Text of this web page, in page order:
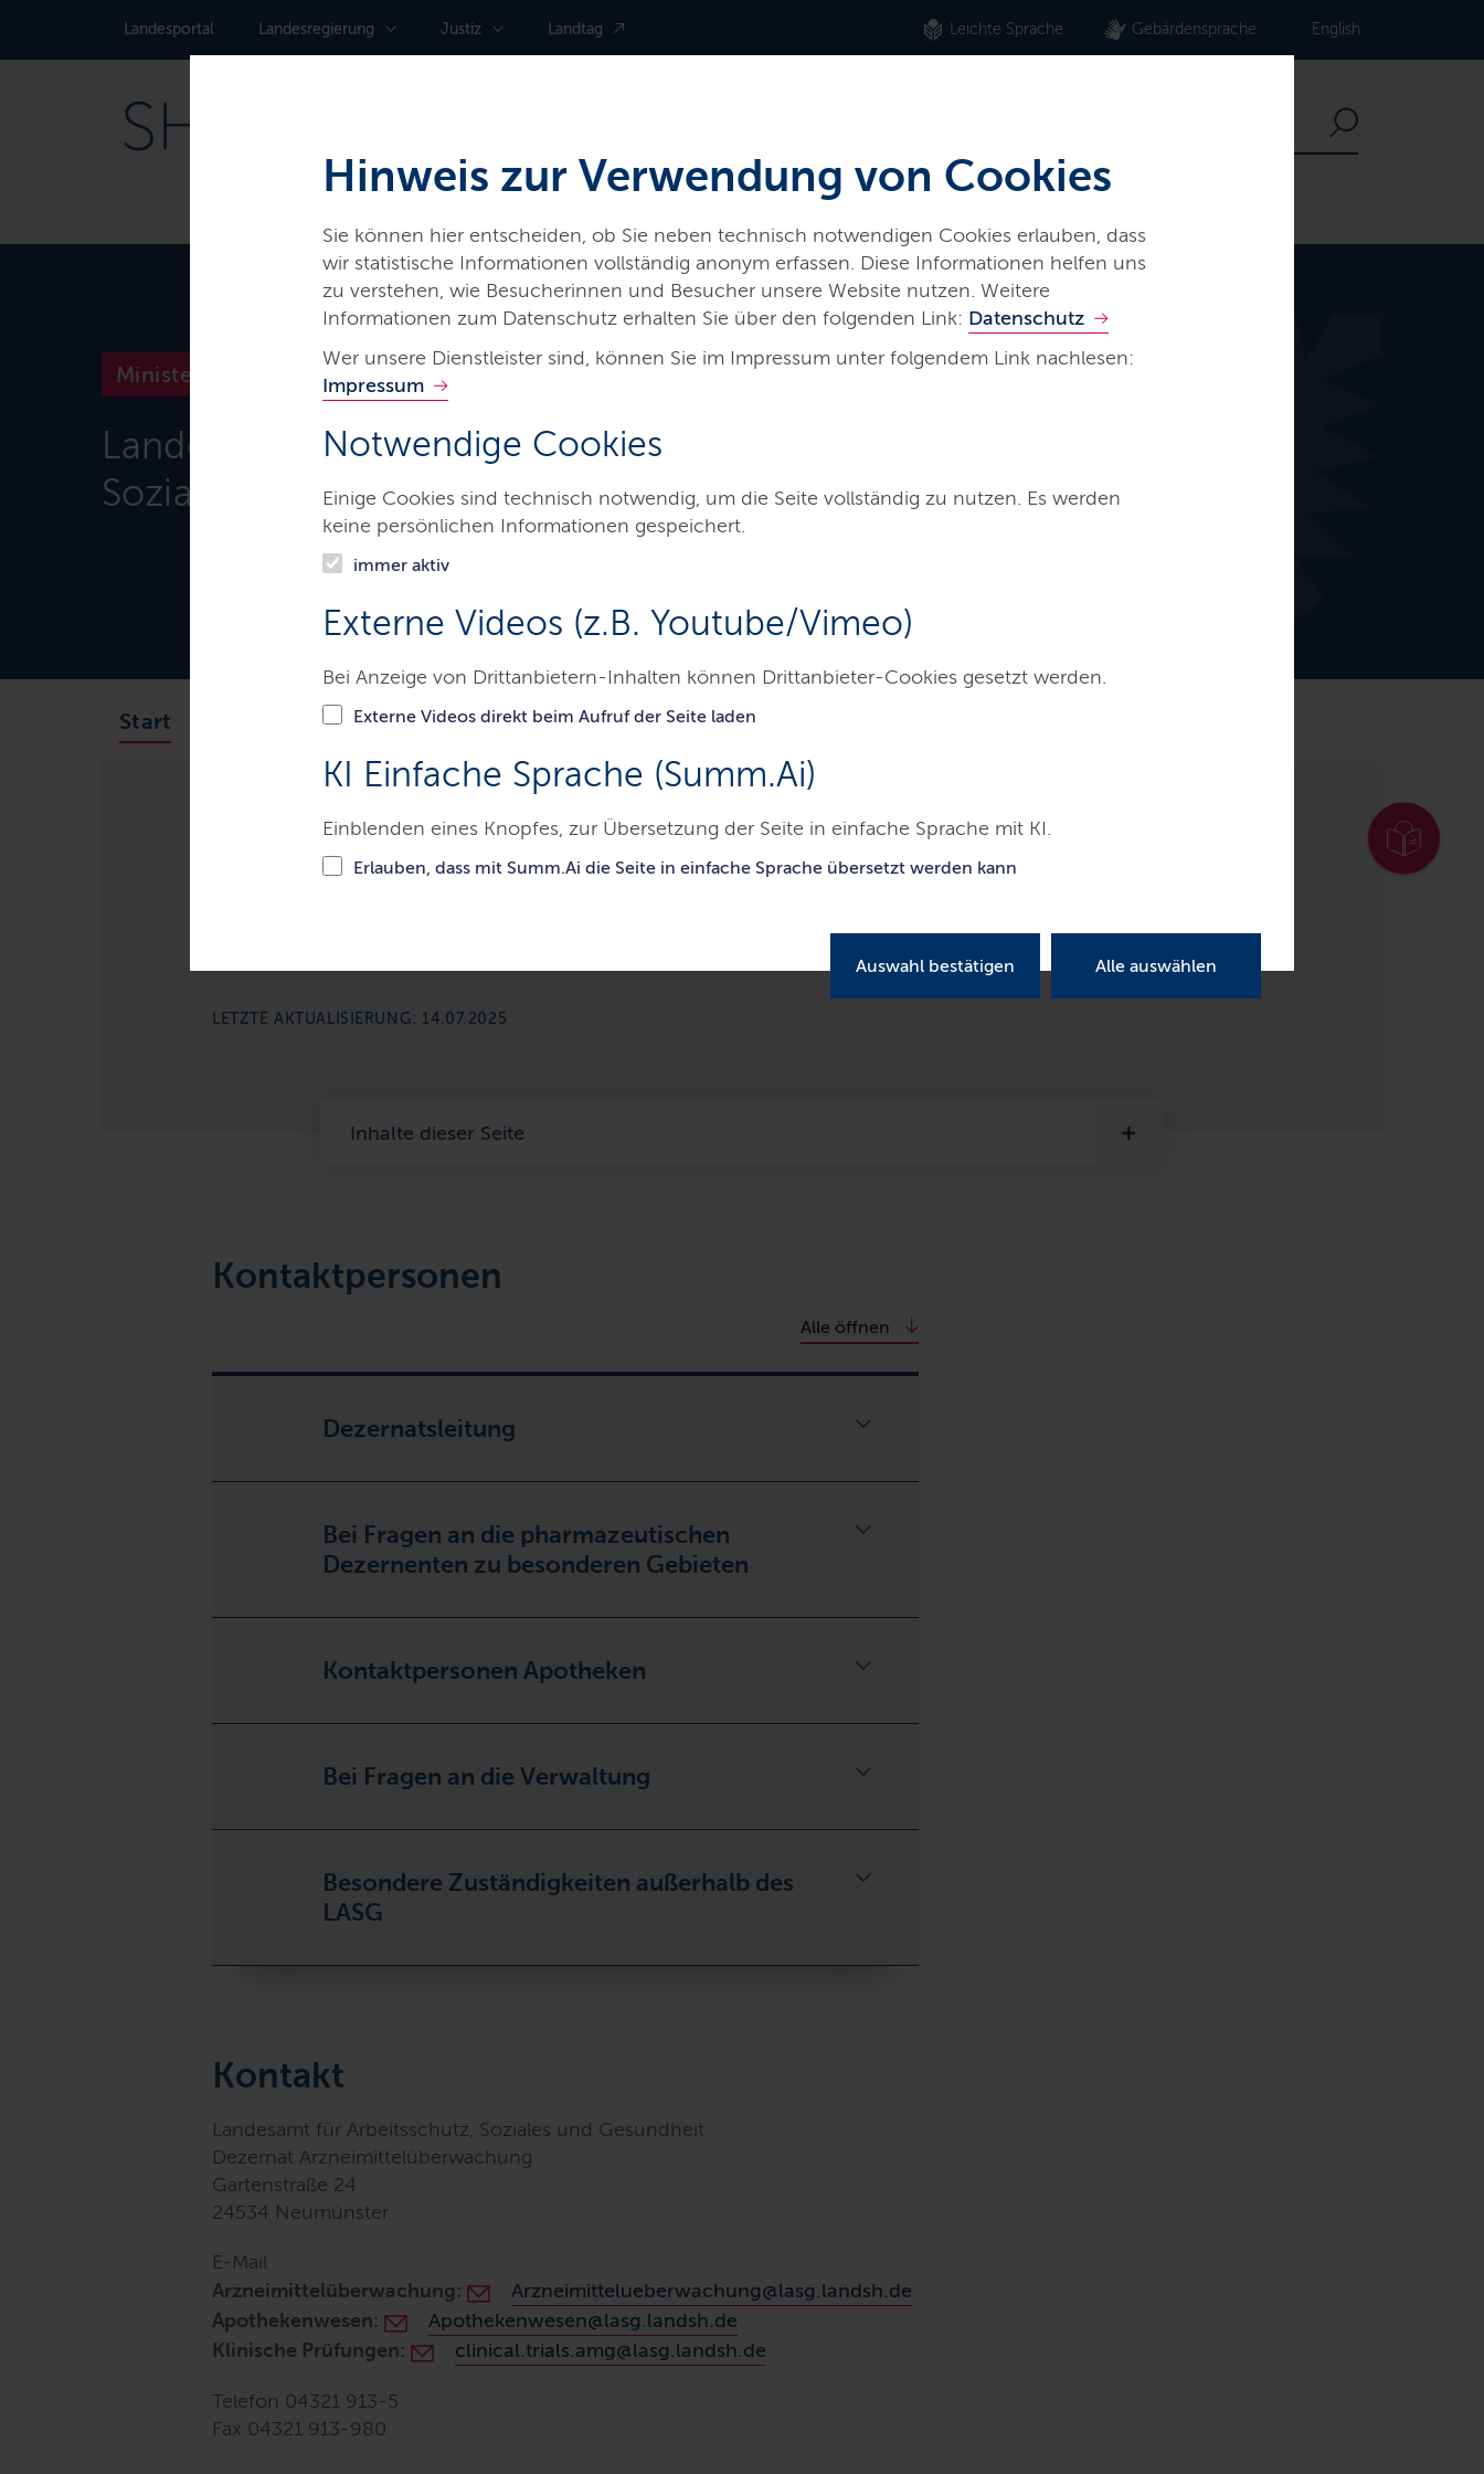
Hinweis zur Verwendung von Cookies
Sie können hier entscheiden, ob Sie neben technisch notwendigen Cookies erlauben, dass
wir statistische Informationen vollständig anonym erfassen. Diese Informationen helfen uns
zu verstehen, wie Besucherinnen und Besucher unsere Website nutzen. Weitere
Informationen zum Datenschutz erhalten Sie über den folgenden Link: Datenschutz
Wer unsere Dienstleister sind, können Sie im Impressum unter folgendem Link nachlesen:
Impressum
Notwendige Cookies
Einige Cookies sind technisch notwendig, um die Seite vollständig zu nutzen. Es werden
keine persönlichen Informationen gespeichert.
immer aktiv
Externe Videos (z.B. Youtube/Vimeo)
Bei Anzeige von Drittanbietern-Inhalten können Drittanbieter-Cookies gesetzt werden.
Externe Videos direkt beim Aufruf der Seite laden
KI Einfache Sprache (Summ.Ai)
Einblenden eines Knopfes, zur Übersetzung der Seite in einfache Sprache mit KI.
Erlauben, dass mit Summ.Ai die Seite in einfache Sprache übersetzt werden kann
Auswahl bestätigen Alle auswählen
Landes­portal Landes­regierung Justiz Landtag Leichte Sprache Gebärdensprache English
Landesamt für Arbeitsschutz,
Soziales und Gesundheit
Ministerien & Behörden
Start Leistungen A-Z Organisation Themen
Ministerien & Behörden Landesamt für Arbeitsschutz, Soziales und Gesundheit Arzneimittelüberwachung
LETZTE AKTUALISIERUNG: 14.07.2025
Inhalte dieser Seite
Kontaktpersonen
Alle öffnen
Dezernatsleitung
Bei Fragen an die pharmazeutischen
Dezernenten zu besonderen Gebieten
Kontaktpersonen Apotheken
Bei Fragen an die Verwaltung
Besondere Zuständigkeiten außerhalb des
LASG
Kontakt
Landesamt für Arbeitsschutz, Soziales und Gesundheit
Dezernat Arzneimittelüberwachung
Gartenstraße 24
24534 Neumünster
E-Mail
Arzneimittelüberwachung: Arzneimittelueberwachung@lasg.landsh.de
Apothekenwesen: Apothekenwesen@lasg.landsh.de
Klinische Prüfungen: clinical.trials.amg@lasg.landsh.de
Telefon 04321 913-5
Fax 04321 913-980